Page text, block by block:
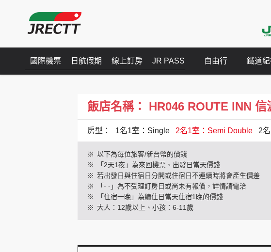
國際機票 日航假期 線上訂房 JR PASS 自由行 鐵道
飯店名稱： HR046 ROUTE INN
房型： 1名1室：Single 2名1室：Semi Double 2
※ 以下為每位旅客/新台幣的價錢
※
「2天1夜」為來回機票、出發日當天價錢
※ 若出發日與住宿日分開或住宿日不連續時將會產生價差
※
「- -」為不受理訂房日或尚未有報價，詳情請電洽
※
「住宿一晚」為續住日當天住宿1晚的價錢
※ 大人：12歲以上、小孩：6-11歲